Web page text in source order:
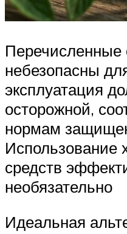
Перечисленные
небезопасны
эксплуатация
осторожной,
нормам
Использование
средств
необязательно
Идеальная